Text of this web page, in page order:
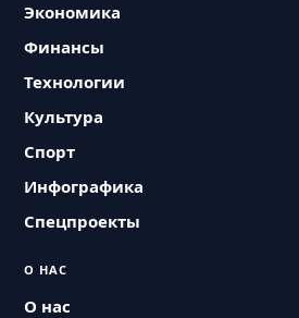
Экономика
Финансы
Технологии
Культура
Спорт
Инфографика
Спецпроекты
О НАС
О нас